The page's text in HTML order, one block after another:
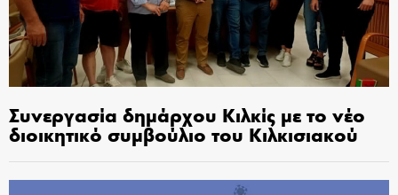
Συνεργασία δημάρχου Κιλκίς με το νέο
διοικητικό συμβούλιο του Κιλκισιακού